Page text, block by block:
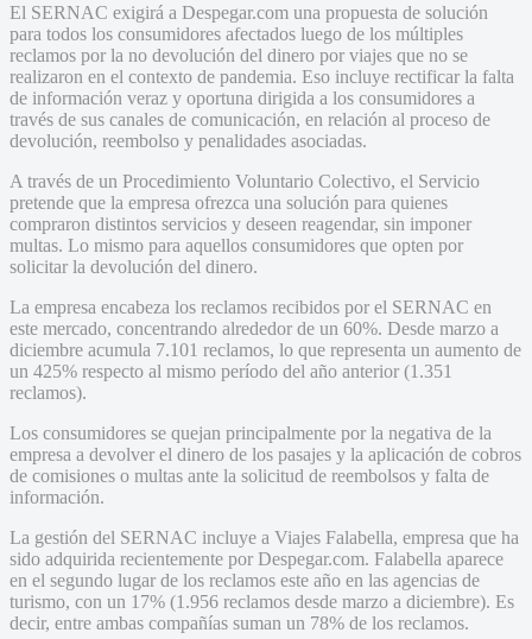
El SERNAC exigirá a Despegar.com una propuesta de solución
para todos los consumidores afectados luego de los múltiples
reclamos por la no devolución del dinero por viajes que no se
realizaron en el contexto de pandemia. Eso incluye rectificar la falta
de información veraz y oportuna dirigida a los consumidores a
través de sus canales de comunicación, en relación al proceso de
devolución, reembolso y penalidades asociadas.
A través de un Procedimiento Voluntario Colectivo, el Servicio
pretende que la empresa ofrezca una solución para quienes
compraron distintos servicios y deseen reagendar, sin imponer
multas. Lo mismo para aquellos consumidores que opten por
solicitar la devolución del dinero.
La empresa encabeza los reclamos recibidos por el SERNAC en
este mercado, concentrando alrededor de un 60%. Desde marzo a
diciembre acumula 7.101 reclamos, lo que representa un aumento de
un 425% respecto al mismo período del año anterior (1.351
reclamos).
Los consumidores se quejan principalmente por la negativa de la
empresa a devolver el dinero de los pasajes y la aplicación de cobros
de comisiones o multas ante la solicitud de reembolsos y falta de
información.
La gestión del SERNAC incluye a Viajes Falabella, empresa que ha
sido adquirida recientemente por Despegar.com. Falabella aparece
en el segundo lugar de los reclamos este año en las agencias de
turismo, con un 17% (1.956 reclamos desde marzo a diciembre). Es
decir, entre ambas compañías suman un 78% de los reclamos.